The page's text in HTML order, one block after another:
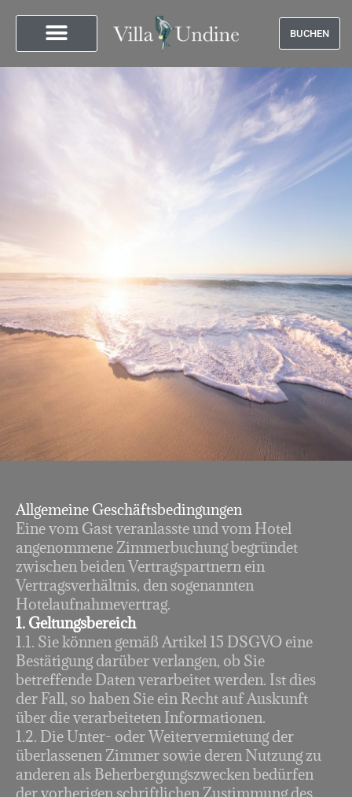
BUCHEN
Allgemeine Geschäftsbedingungen
Eine vom Gast veranlasste und vom Hotel
angenommene Zimmerbuchung begründet
zwischen beiden Vertragspartnern ein
Vertragsverhältnis, den sogenannten
Hotelaufnahmevertrag.
1. Geltungsbereich
1.1. Sie können gemäß Artikel 15 DSGVO eine
Bestätigung darüber verlangen, ob Sie
betreffende Daten verarbeitet werden. Ist dies
der Fall, so haben Sie ein Recht auf Auskunft
über die verarbeiteten Informationen.
1.2. Die Unter- oder Weitervermietung der
überlassenen Zimmer sowie deren Nutzung zu
anderen als Beherbergungszwecken bedürfen
der vorherigen schriftlichen Zustimmung des